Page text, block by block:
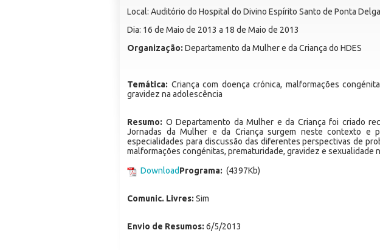
Local: Auditório do Hospital do Divino Espírito Santo de Ponta
Dia: 16 de Maio de 2013 a 18 de Maio de 2013
Organização: Departamento da Mulher e da Criança do HDES
Temática: Criança com doença crónica, malformações
gravidez na adolescência
Resumo: O Departamento da Mulher e da Criança foi criado
Jornadas da Mulher e da Criança surgem neste contexto e
especialidades para discussão das diferentes perspectivas de
malformações congénitas, prematuridade, gravidez e sexualidade
Programa:
Download (4397Kb)
Comunic. Livres: Sim
Envio de Resumos: 6/5/2013